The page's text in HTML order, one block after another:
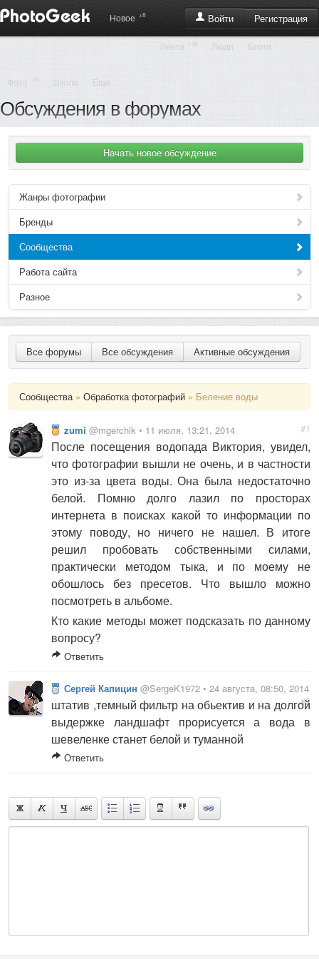
Войти Регистрация
Новое +8
Лента Люди Блоги
Фото Школа Еще ...
Обсуждения в форумах
Жанры фотографии
Бренды
Сообщества
Работа сайта
Разное
Все форумы Все обсуждения Активные обсуждения
Сообщества» Обработка фотографий » Беление воды
zumi @mgerchik • 11 июля, 13:21, 2014 #1
После посещения водопада Виктория, увидел,
что фотографии вышли не очень, и в частности
это из-за цвета воды. Она была недостаточно
белой. Помню долго лазил по просторах
интернета в поисках какой то информации по
этому поводу, но ничего не нашел. В итоге
решил пробовать собственными силами,
практически методом тыка, и по моему не
обошлось без пресетов. Что вышло можно
посмотреть в альбоме.
Кто какие методы может подсказать по данному
вопросу?
Ответить
Сергей Капицин @SergeK1972 • 24 августа, 08:50, 2014
#2
штатив ,темный фильтр на обьектив и на долгой
выдержке ландшафт прорисуется а вода в
шевеленке станет белой и туманной
Ответить